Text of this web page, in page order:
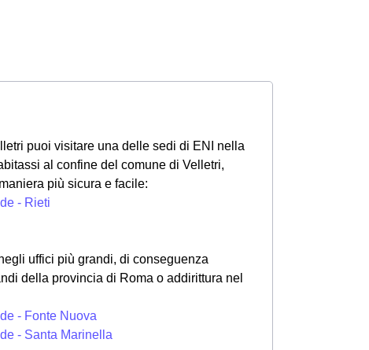
puoi visitare una delle sedi di ENI nella
al confine del comune di Velletri,
più sicura e facile:
- Rieti
uffici più grandi, di conseguenza
della provincia di Roma o addirittura nel
- Fonte Nuova
- Santa Marinella